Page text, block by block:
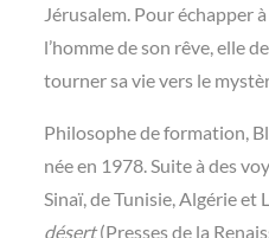
Jérusalem. Pour échapper
l’homme de son rêve, elle
tourner sa vie vers le
Philosophe de formation,
née en 1978. Suite à des
Sinaï, de Tunisie, Algérie et
désert(Presses de la